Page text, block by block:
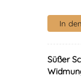
Süßer